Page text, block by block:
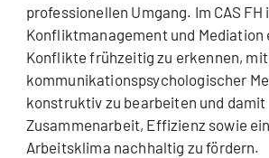
professionellen Umgang. Im CAS FH
Konfliktmanagement und Mediation
Konflikte frühzeitig zu erkennen,
kommunikationspsychologischer
konstruktiv zu bearbeiten und damit
Zusammenarbeit, Effizienz sowie
Arbeitsklima nachhaltig zu fördern.